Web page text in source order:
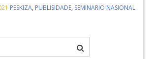
Comments
PESKIZA, PUBLISIDADE, SEMINARIO NASIONAL